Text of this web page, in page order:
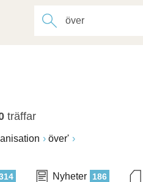
träffar
över'
186
Nyheter